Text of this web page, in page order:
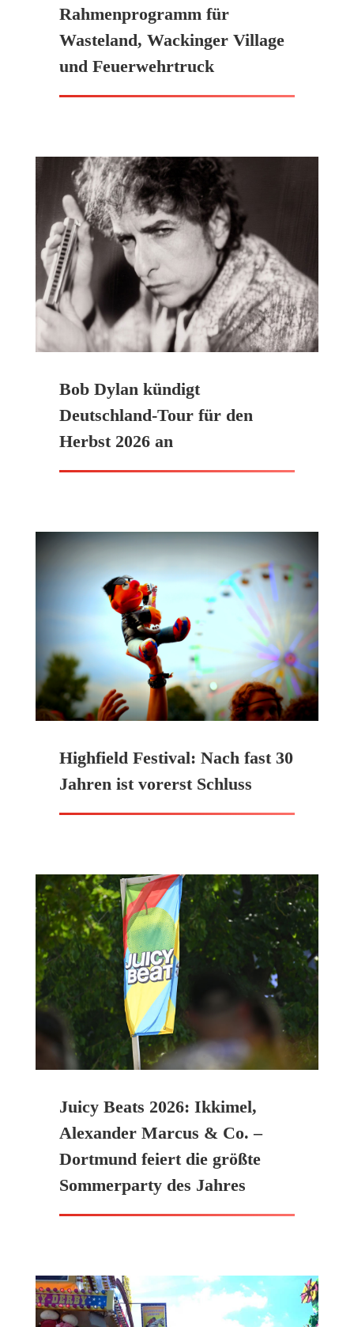
Rahmenprogramm für
Wasteland, Wackinger Village
und Feuerwehrtruck
Bob Dylan kündigt
Deutschland-Tour für den
Herbst 2026 an
Highfield Festival: Nach fast 30
Jahren ist vorerst Schluss
Juicy Beats 2026: Ikkimel,
Alexander Marcus & Co. –
Dortmund feiert die größte
Sommerparty des Jahres